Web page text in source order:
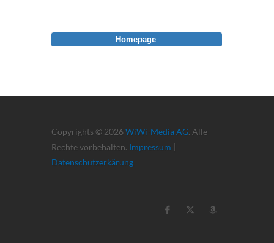
Copyrights © 2026 WiWi-Media AG. Alle
Rechte vorbehalten. Impressum |
Datenschutzerkärung
Homepage